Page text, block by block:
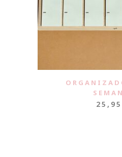
25,95